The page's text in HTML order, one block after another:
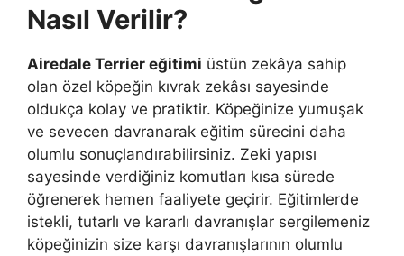
Nasıl Verilir?
Airedale Terrier eğitimi üstün zekâya sahip
olan özel köpeğin kıvrak zekâsı sayesinde
oldukça kolay ve pratiktir. Köpeğinize yumuşak
ve sevecen davranarak eğitim sürecini daha
olumlu sonuçlandırabilirsiniz. Zeki yapısı
sayesinde verdiğiniz komutları kısa sürede
öğrenerek hemen faaliyete geçirir. Eğitimlerde
istekli, tutarlı ve kararlı davranışlar sergilemeniz
köpeğinizin size karşı davranışlarının olumlu